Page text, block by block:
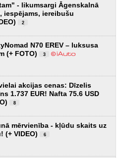
- likumsargi Āgenskalnā
iespējams, iereibušu
2
N70 EREV – luksusa
(+ FOTO)
3
akcijas cenas: Dīzelis
1.737 EUR! Nafta 75.6 USD
8
mērvienība - kļūdu skaits uz
(+ VIDEO)
6